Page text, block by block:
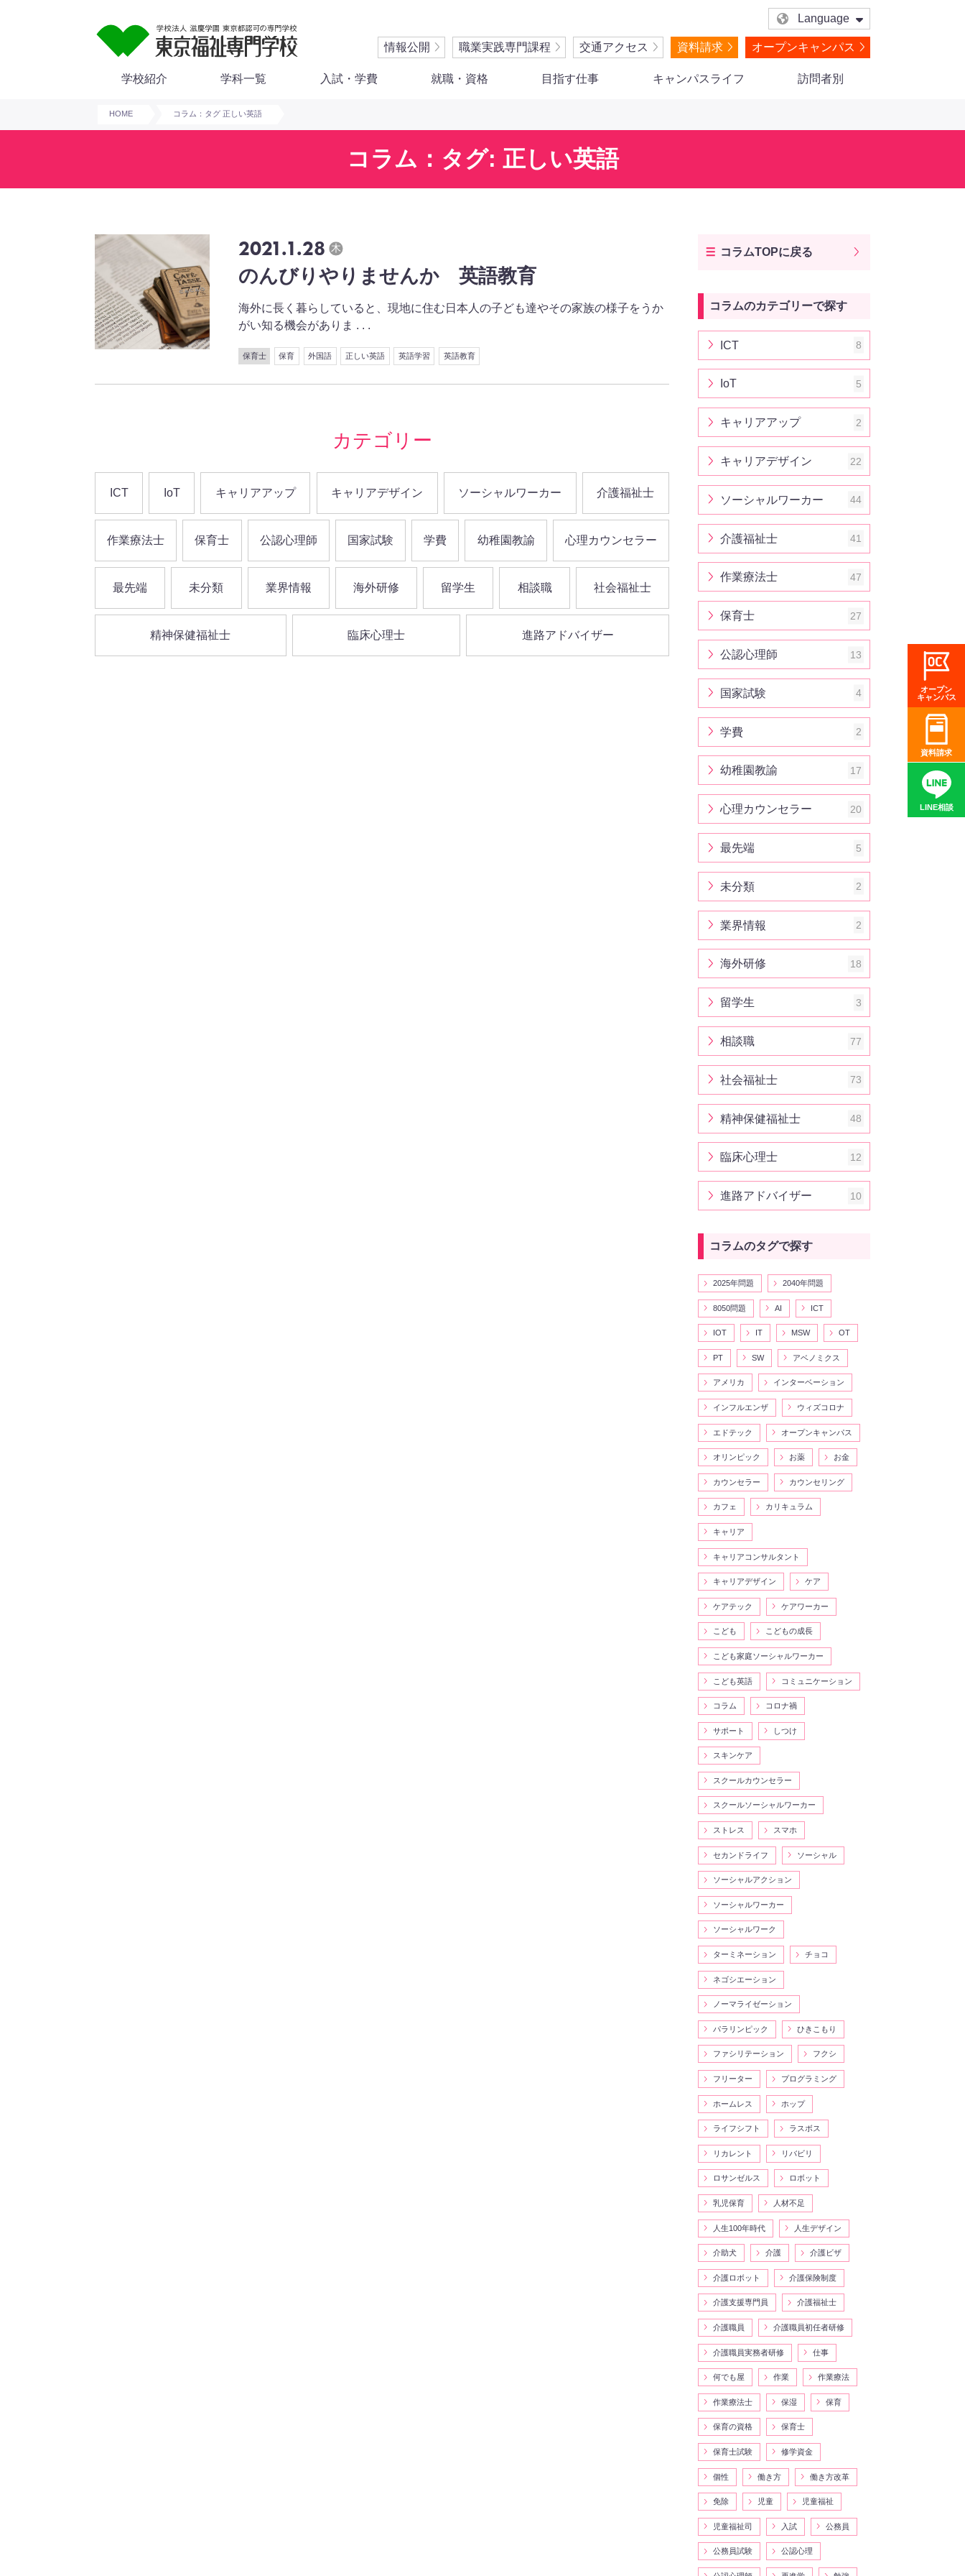
Language
情報公開 職業実践専門課程 交通アクセス 資料請求 オープンキャンパス
学校紹介 学科一覧 入試・学費 就職・資格 目指す仕事 キャンパスライフ 訪問者別
オープン
キャンパス
資料請求
LINE相談
HOME コラム：タグ 正しい英語
コラム：タグ: 正しい英語
2021.1.28 木
のんびりやりませんか 英語教育
海外に長く暮らしていると、現地に住む日本人の子ども達やその家族の様子をうか
がい知る機会がありま . . .
保育士 保育 外国語 正しい英語 英語学習 英語教育
カテゴリー
ICT IoT キャリアアップ キャリアデザイン ソーシャルワーカー 介護福祉士
作業療法士 保育士 公認心理師 国家試験 学費 幼稚園教諭 心理カウンセラー
最先端 未分類 業界情報 海外研修 留学生 相談職 社会福祉士
精神保健福祉士 臨床心理士 進路アドバイザー
コラムTOPに戻る
コラムのカテゴリーで探す
ICT 8
IoT 5
キャリアアップ 2
キャリアデザイン 22
ソーシャルワーカー 44
介護福祉士 41
作業療法士 47
保育士 27
公認心理師 13
国家試験 4
学費 2
幼稚園教諭 17
心理カウンセラー 20
最先端 5
未分類 2
業界情報 2
海外研修 18
留学生 3
相談職 77
社会福祉士 73
精神保健福祉士 48
臨床心理士 12
進路アドバイザー 10
コラムのタグで探す
2025年問題 2040年問題
8050問題 AI ICT
IOT IT MSW OT
PT SW アベノミクス
アメリカ インターベーション
インフルエンザ ウィズコロナ
エドテック オープンキャンパス
オリンピック お薬 お金
カウンセラー カウンセリング
カフェ カリキュラム
キャリア
キャリアコンサルタント
キャリアデザイン ケア
ケアテック ケアワーカー
こども こどもの成長
こども家庭ソーシャルワーカー
こども英語 コミュニケーション
コラム コロナ禍
サポート しつけ
スキンケア
スクールカウンセラー
スクールソーシャルワーカー
ストレス スマホ
セカンドライフ ソーシャル
ソーシャルアクション
ソーシャルワーカー
ソーシャルワーク
ターミネーション チョコ
ネゴシエーション
ノーマライゼーション
パラリンピック ひきこもり
ファシリテーション フクシ
フリーター プログラミング
ホームレス ホップ
ライフシフト ラスボス
リカレント リバビリ
ロサンゼルス ロボット
乳児保育 人材不足
人生100年時代 人生デザイン
介助犬 介護 介護ビザ
介護ロボット 介護保険制度
介護支援専門員 介護福祉士
介護職員 介護職員初任者研修
介護職員実務者研修 仕事
何でも屋 作業 作業療法
作業療法士 保湿 保育
保育の資格 保育士
保育士試験 修学資金
個性 働き方 働き方改革
免除 児童 児童福祉
児童福祉司 入試 公務員
公務員試験 公認心理